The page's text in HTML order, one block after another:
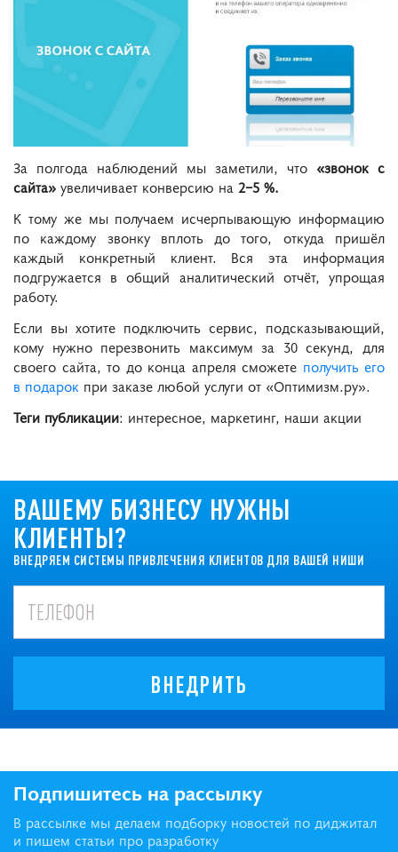
За полгода наблюдений мы заметили, что «звонок с
сайта» увеличивает конверсию на 2−5 %.
К тому же мы получаем исчерпывающую информацию
по каждому звонку вплоть до того, откуда пришёл
каждый конкретный клиент. Вся эта информация
подгружается в общий аналитический отчёт, упрощая
работу.
Если вы хотите подключить сервис, подсказывающий,
кому нужно перезвонить максимум за 30 секунд, для
своего сайта, то до конца апреля сможете получить его
в подарок при заказе любой услуги от «Оптимизм.ру».
Теги публикации: интересное, маркетинг, наши акции
ВАШЕМУ БИЗНЕСУ НУЖНЫ
КЛИЕНТЫ?
ВНЕДРЯЕМ СИСТЕМЫ ПРИВЛЕЧЕНИЯ КЛИЕНТОВ ДЛЯ ВАШЕЙ НИШИ
ВНЕДРИТЬ
Подпишитесь на рассылку
В рассылке мы делаем подборку новостей по диджитал
и пишем статьи про разработку